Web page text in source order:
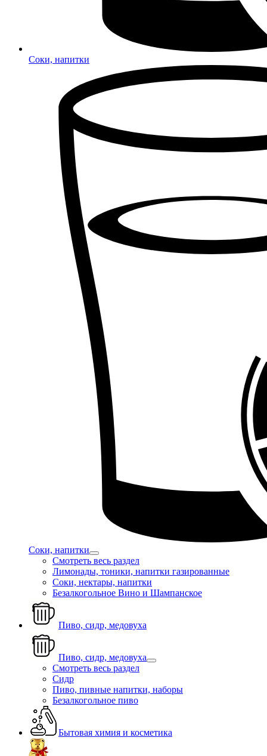
Соки, напитки
Соки, напитки
Смотреть весь раздел
Лимонады, тоники, напитки газированные
Соки, нектары, напитки
Безалкогольное Вино и Шампанское
Пиво, сидр, медовуха
Пиво, сидр, медовуха
Смотреть весь раздел
Сидр
Пиво, пивные напитки, наборы
Безалкогольное пиво
Бытовая химия и косметика